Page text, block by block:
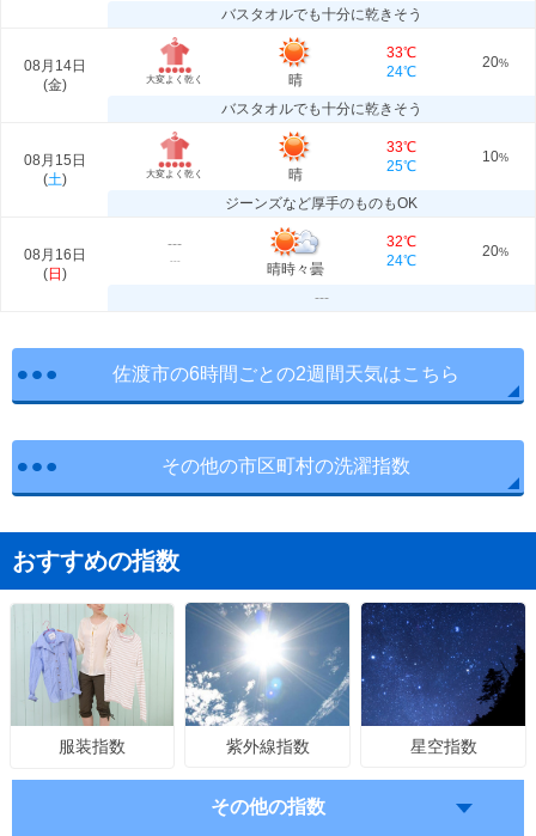
バスタオルでも十分に乾きそう
08月14日
(金) 大変よく乾く 晴
33℃
24℃
20%
バスタオルでも十分に乾きそう
08月15日
(土) 大変よく乾く 晴
33℃
25℃
10%
ジーンズなど厚手のものもOK
08月16日
(日 )
---
---
晴時々曇
32℃
24℃
20%
---
佐渡市の6時間ごとの2週間天気はこちら
その他の市区町村の洗濯指数
おすすめの指数
服装指数 紫外線指数 星空指数
その他の指数